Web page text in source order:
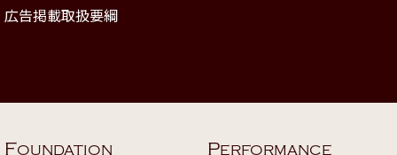
広告掲載取扱要綱
FOUNDATION PERFORMANCE